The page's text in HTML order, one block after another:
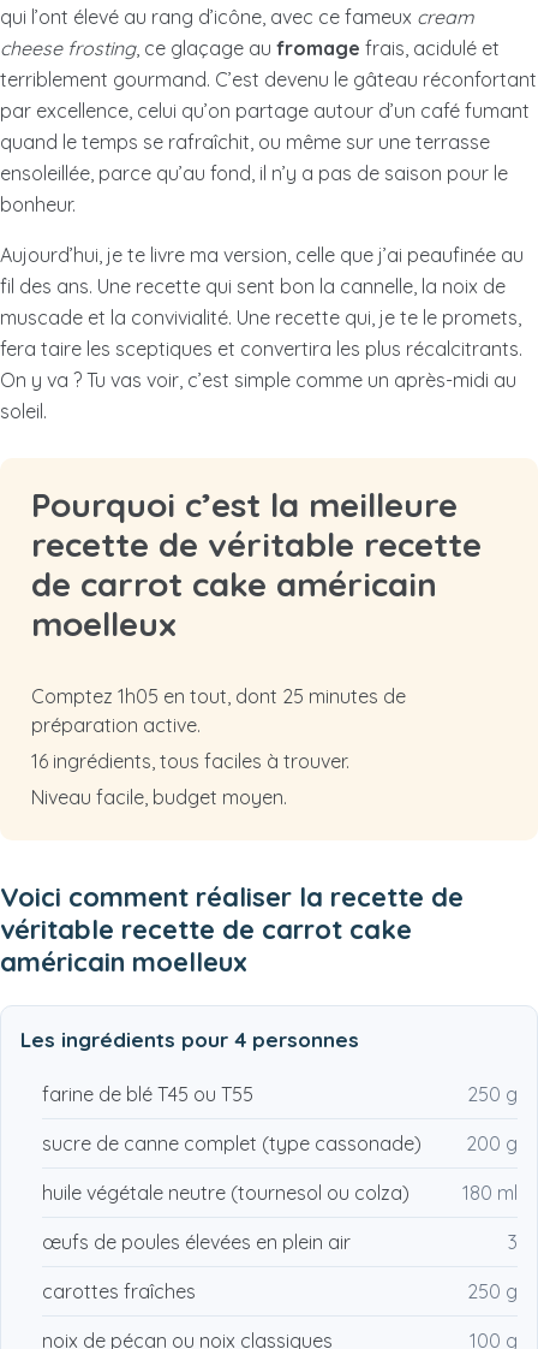
qui l’ont élevé au rang d’icône, avec ce fameux cream
cheese frosting, ce glaçage au fromage frais, acidulé et
terriblement gourmand. C’est devenu le gâteau réconfortant
par excellence, celui qu’on partage autour d’un café fumant
quand le temps se rafraîchit, ou même sur une terrasse
ensoleillée, parce qu’au fond, il n’y a pas de saison pour le
bonheur.
Aujourd’hui, je te livre ma version, celle que j’ai peaufinée au
fil des ans. Une recette qui sent bon la cannelle, la noix de
muscade et la convivialité. Une recette qui, je te le promets,
fera taire les sceptiques et convertira les plus récalcitrants.
On y va ? Tu vas voir, c’est simple comme un après-midi au
soleil.
Pourquoi c’est la meilleure
recette de véritable recette
de carrot cake américain
moelleux
Comptez 1h05 en tout, dont 25 minutes de
préparation active.
16 ingrédients, tous faciles à trouver.
Niveau facile, budget moyen.
Voici comment réaliser la recette de
véritable recette de carrot cake
américain moelleux
Les ingrédients pour 4 personnes
farine de blé T45 ou T55 250 g
sucre de canne complet (type cassonade) 200 g
huile végétale neutre (tournesol ou colza) 180 ml
œufs de poules élevées en plein air 3
carottes fraîches 250 g
noix de pécan ou noix classiques 100 g